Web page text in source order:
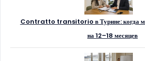
Contratto transitorio в Турине: когда
на 12–18 месяцев